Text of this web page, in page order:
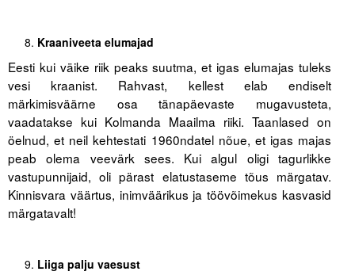
Kraaniveeta elumajad
Eesti kui väike riik peaks suutma, et igas elumajas tuleks
vesi kraanist. Rahvast, kellest elab endiselt
märkimisväärne osa tänapäevaste mugavusteta,
vaadatakse kui Kolmanda Maailma riiki. Taanlased on
öelnud, et neil kehtestati 1960ndatel nõue, et igas majas
peab olema veevärk sees. Kui algul oligi tagurlikke
vastupunnijaid, oli pärast elatustaseme tõus märgatav.
Kinnisvara väärtus, inimväärikus ja töövõimekus kasvasid
märgatavalt!
Liiga palju vaesust